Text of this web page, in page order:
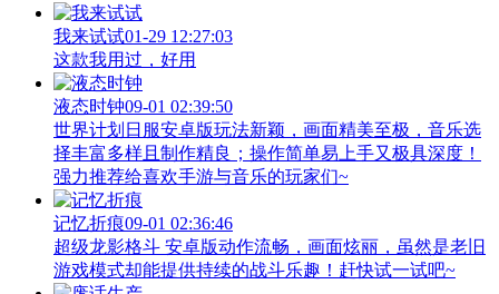
我来试试01-29 12:27:03
这款我用过，好用
液态时钟09-01 02:39:50
世界计划日服安卓版玩法新颖，画面精美至极，音乐选
择丰富多样且制作精良；操作简单易上手又极具深度！
强力推荐给喜欢手游与音乐的玩家们~
记忆折痕09-01 02:36:46
超级龙影格斗 安卓版动作流畅，画面炫丽，虽然是老旧
游戏模式却能提供持续的战斗乐趣！赶快试一试吧~